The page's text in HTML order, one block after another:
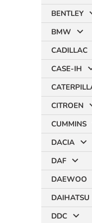
BENTLEY
BMW
CADILLAC
CASE-IH
CITROEN
CUMMINS
DACIA
DAF
DAEWOO
DAIHATSU
DDC